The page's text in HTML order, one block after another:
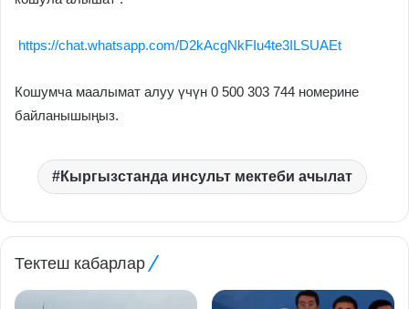
https://chat.whatsapp.com/D2kAcgNkFIu4te3ILSUAEt
Кошумча маалымат алуу үчүн 0 500 303 744 номерине
байланышыңыз.
Кыргызстанда инсульт мектеби ачылат
Тектеш кабарлар